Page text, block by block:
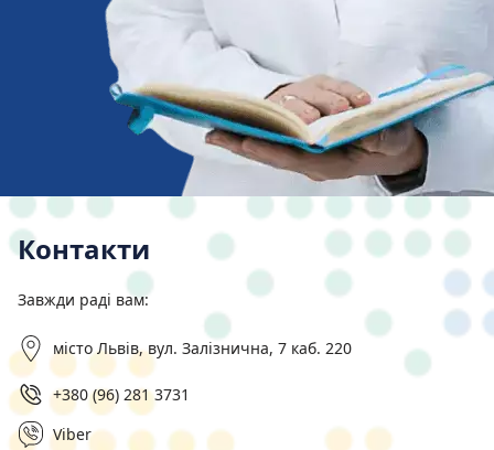
Контакти
Завжди раді вам:
місто Львів, вул. Залізнична, 7 каб. 220
+380 (96) 281 3731
Viber